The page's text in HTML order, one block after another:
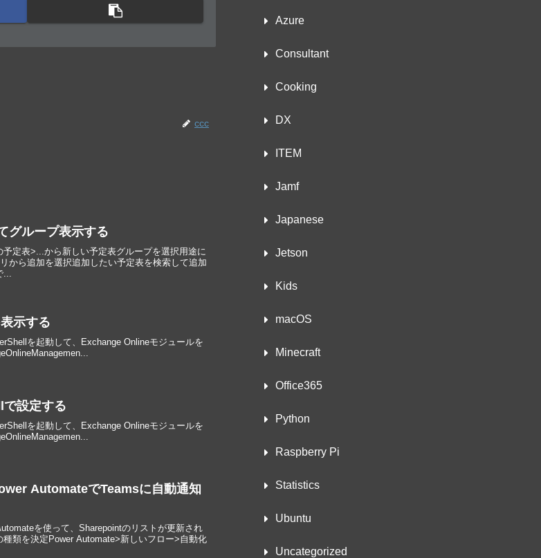
ccc
グループ表示する
定表>...から新しい予定表グループを選択用途に
から追加を選択追加したい予定表を検索して追加
示する
を起動して、Exchange Onlineモジュールを
設定する
を起動して、Exchange Onlineモジュールを
AutomateでTeamsに自動通知
を使って、Sharepointのリストが更新され
類を決定Power Automate>新しいフロー>自動化
Azure
Consultant
Cooking
DX
ITEM
Jamf
Japanese
Jetson
Kids
macOS
Minecraft
Office365
Python
Raspberry Pi
Statistics
Ubuntu
Uncategorized